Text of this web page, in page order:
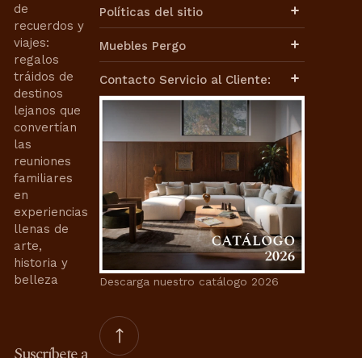
de
recuerdos y
viajes:
regalos
tráidos de
destinos
lejanos que
convertían
las
reuniones
familiares
en
experiencias
llenas de
arte,
historia y
belleza
Políticas del sitio
Términos de Uso
Muebles Pergo
Cambios y Devoluciones
Facturación
Nuestra Historia
Aviso de Privacidad
Contrato de Compra-Venta
Términos de Uso
Términos y Condiciones
Contacto Servicio al Cliente:
Contacto de Ventas:
ventasweb@mueblespergo.com
Whatsapp:
55 6421 0110 55 3399 9859
Contacto de Servicios de
Interiorismo:
proyectosweb@mueblespergo.com
Contacto Servicio al Cliente:
Descarga nuestro catálogo 2026